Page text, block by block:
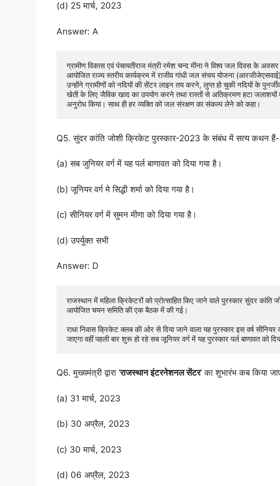
(d) 25 मार्च, 2023
Answer: A
ग्रामीण विकास एवं पंचायतीराज मंत्री रमेश चन्द मीना ने विश्व जल दिवस के
आयोजित राज्य स्तरीय कार्यक्रम में राजीव गांधी जल संचय योजना
उन्होंने ग्रामीणों को नदियों की सेंटर लाइन तय करने, लुप्त हो चुकी नदियों के
खेती के लिए जैविक खाद का उपयोग करने तथा रास्तों से अतिक्रमण हटा जलाशयों
अनुरोध किया। साथ ही हर व्यक्ति को जल संरक्षण का संकल्प लेने को कहा।
Q5. सुंदर कांति जोशी क्रिकेट पुरस्कार-2023 के संबंध में सत्य कथन हैं-
(a) सब जुनियर वर्ग में यह पर्ल बाणावत को दिया गया है।
(b) जूनियर वर्ग मे सिद्धी शर्मा को दिया गया है।
(c) सीनियर वर्ग में सुमन मीणा को दिया गया है।
(d) उपर्युक्त सभी
Answer: D
राजस्थान में महिला क्रिकेटरों को प्रोत्साहित किए जाने वाले पुरस्कार सुंदर कांति
आयोजित चयन समिति की एक बैठक में की गई।
राधा निवास क्रिकेट क्लब की ओर से दिया जाने वाला यह पुरस्कार इस वर्ष सीनियर
जाएगा वहीं पहली बार शुरू हो रहे सब जूनियर वर्ग में यह पुरस्कार पर्ल बाणावत को
Q6. मुख्यमंत्री द्वारा ‘राजस्थान इंटरनेशनल सेंटर’ का शुभारंभ कब किया
(a) 31 मार्च, 2023
(b) 30 अप्रैल, 2023
(c) 30 मार्च, 2023
(d) 06 अप्रैल, 2023